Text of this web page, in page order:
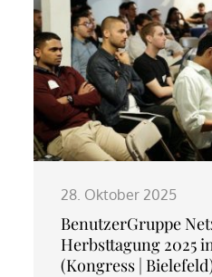
28. Oktober 2025
BenutzerGruppe
Herbsttagung 2025
(Kongress |